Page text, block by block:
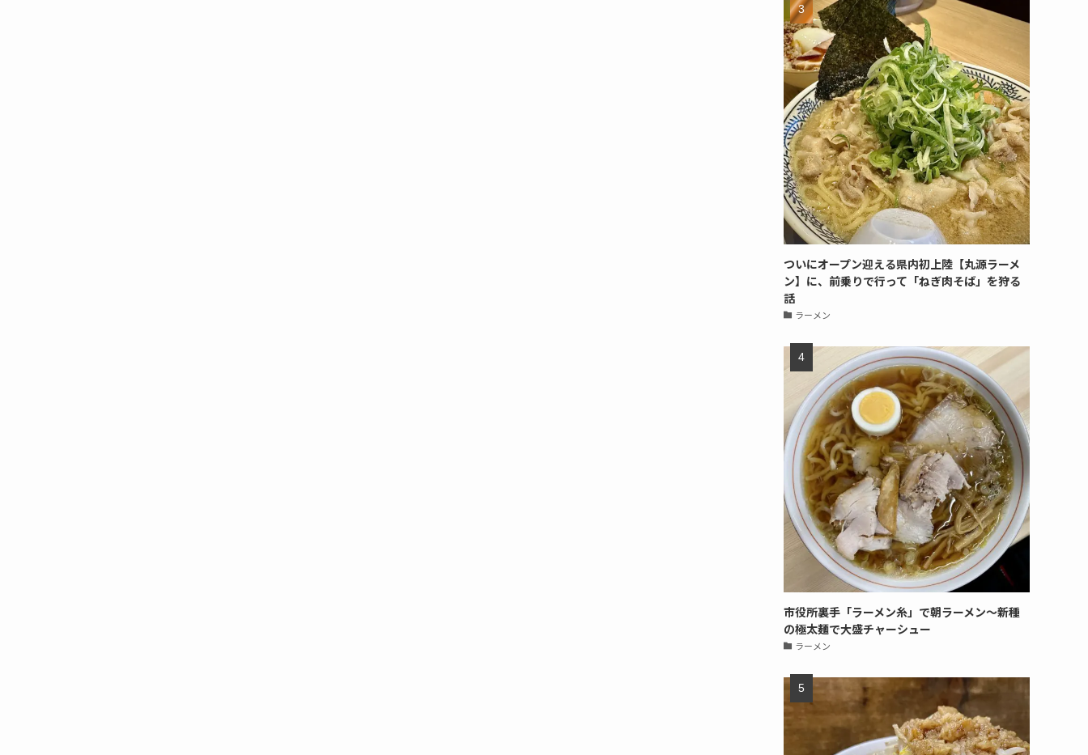
ついにオープン迎える県内初上陸【丸源ラーメ
ン】に、前乗りで行って「ねぎ肉そば」を狩る
話
ラーメン
市役所裏手「ラーメン糸」で朝ラーメン〜新種
の極太麺で大盛チャーシュー
ラーメン